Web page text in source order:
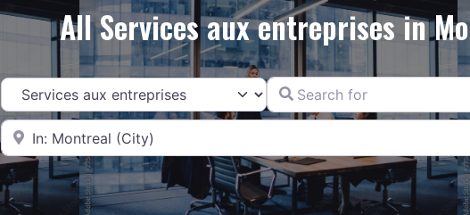
All Services aux entreprises in
Catégorie Search for
Near